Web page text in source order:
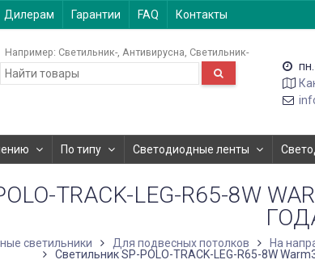
Дилерам Гарантии FAQ Контакты
Например: Светильник- Антивирусна Светильник-
По типу Светодиодные ленты
TRACK-LEG-R65-8W
светильники Для подвесных потолков На
Светильник SP-POLO-TRACK-LEG-R65-8W